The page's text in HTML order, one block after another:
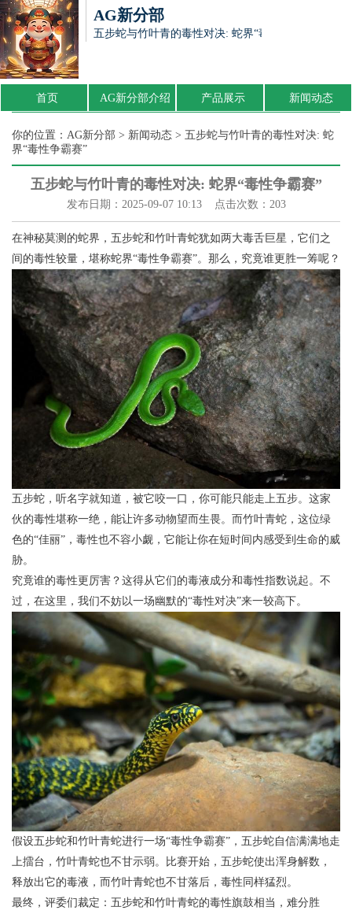
AG新分部
五步蛇与竹叶青的毒性对决: 蛇界“毒性争霸赛”
首页 AG新分部介绍 产品展示 新闻动态
你的位置： AG新分部 > 新闻动态 > 五步蛇与竹叶青的毒性对决: 蛇
界“毒性争霸赛”
五步蛇与竹叶青的毒性对决: 蛇界“毒性争霸赛”
发布日期：2025-09-07 10:13 点击次数：203
在神秘莫测的蛇界，五步蛇和竹叶青蛇犹如两大毒舌巨星，它们之
间的毒性较量，堪称蛇界“毒性争霸赛”。那么，究竟谁更胜一筹呢？
五步蛇，听名字就知道，被它咬一口，你可能只能走上五步。这家
伙的毒性堪称一绝，能让许多动物望而生畏。而竹叶青蛇，这位绿
色的“佳丽”，毒性也不容小觑，它能让你在短时间内感受到生命的威
胁。
究竟谁的毒性更厉害？这得从它们的毒液成分和毒性指数说起。不
过，在这里，我们不妨以一场幽默的“毒性对决”来一较高下。
假设五步蛇和竹叶青蛇进行一场“毒性争霸赛”，五步蛇自信满满地走
上擂台，竹叶青蛇也不甘示弱。比赛开始，五步蛇使出浑身解数，
释放出它的毒液，而竹叶青蛇也不甘落后，毒性同样猛烈。
最终，评委们裁定：五步蛇和竹叶青蛇的毒性旗鼓相当，难分胜